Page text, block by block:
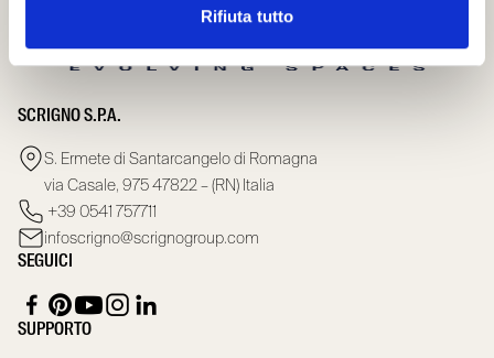
Rifiuta tutto
SCRIGNO S.P.A.
S. Ermete di Santarcangelo di Romagna
via Casale, 975 47822 – (RN) Italia
+39 0541 757711
infoscrigno@scrignogroup.com
SEGUICI
SUPPORTO